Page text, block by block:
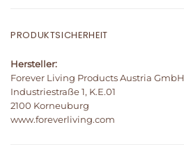
PRODUKTSICHERHEIT
Hersteller:
Forever Living Products Austria GmbH
Industriestraße 1, K.E.01
2100 Korneuburg
www.foreverliving.com